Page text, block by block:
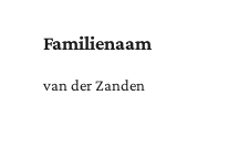
Familienaam
van der Zanden